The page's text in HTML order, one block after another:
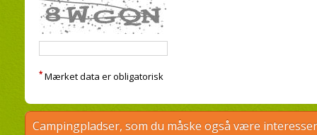
* Mærket data er obligatorisk
Campingpladser, som du måske også være